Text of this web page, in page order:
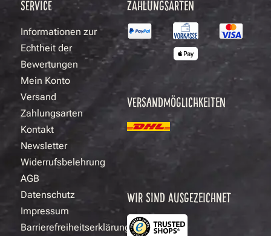
SERVICE
Informationen zur
Echtheit der
Bewertungen
Mein Konto
Versand
Zahlungsarten
Kontakt
Newsletter
Widerrufsbelehrung
AGB
Datenschutz
Impressum
Barrierefreiheitserklärung
ZAHLUNGSARTEN
VERSANDMÖGLICHKEITEN
WIR SIND AUSGEZEICHNET